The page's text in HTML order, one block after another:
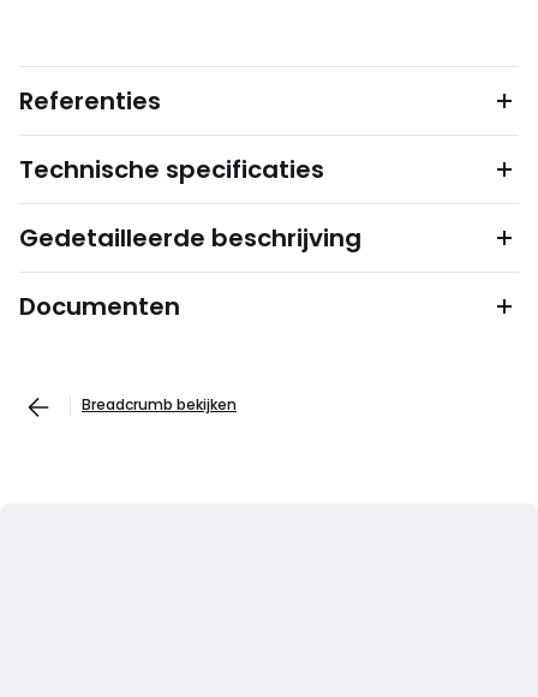
Referenties
Technische specificaties
Gedetailleerde beschrijving
Documenten
Breadcrumb bekijken